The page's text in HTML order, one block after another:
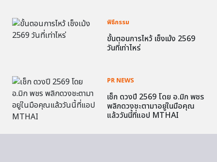
พิธีกรรม
ขั้นตอนการไหว้ เช็งเม้ง 2569
วันที่เท่าไหร่
PR NEWS
เช็ก ดวงปี 2569 โดย อ.มิก พชร
พลิกดวงชะตามาอยู่ในมือคุณ
แล้ววันนี้ที่แอป MTHAI